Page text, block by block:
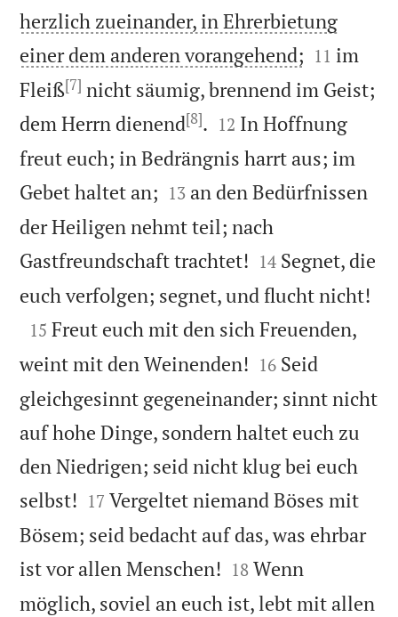
herzlich zueinander, in Ehrerbietung
einer dem anderen vorangehend; 

11 im
Fleiß[7] nicht säumig, brennend im Geist;
dem Herrn dienend[8]. 

12 In Hoffnung
freut euch; in Bedrängnis harrt aus; im
Gebet haltet an; 

13 an den Bedürfnissen
der Heiligen nehmt teil; nach
Gastfreundschaft trachtet! 

14 Segnet, die
euch verfolgen; segnet, und flucht nicht!

15 Freut euch mit den sich Freuenden,
weint mit den Weinenden! 

16 Seid
gleichgesinnt gegeneinander; sinnt nicht
auf hohe Dinge, sondern haltet euch zu
den Niedrigen; seid nicht klug bei euch
selbst! 

17 Vergeltet niemand Böses mit
Bösem; seid bedacht auf das, was ehrbar
ist vor allen Menschen! 

18 Wenn
möglich, soviel an euch ist, lebt mit allen